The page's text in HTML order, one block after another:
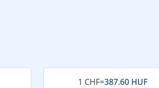
1 CHF=387.60 HUF